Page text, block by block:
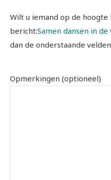
Wilt u iemand op de
bericht:Samen dansen in
dan de onderstaande
Opmerkingen (optioneel)